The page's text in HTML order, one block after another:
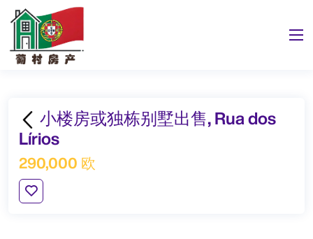
小楼房或独栋别墅出售, Rua dos
Lírios
290,000 欧